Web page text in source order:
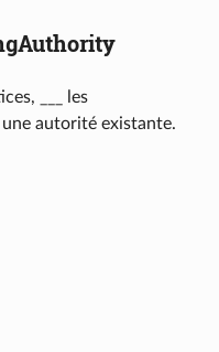
___ les
autorité existante.